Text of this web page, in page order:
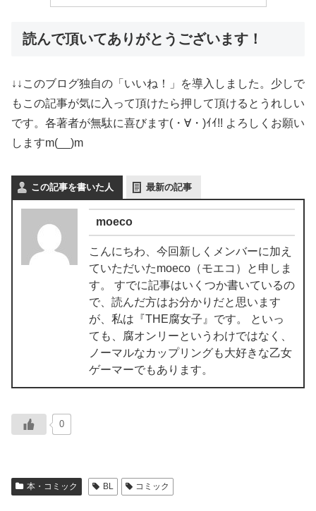
読んで頂いてありがとうございます！
↓↓このブログ独自の「いいね！」を導入しました。少しで
もこの記事が気に入って頂けたら押して頂けるとうれしい
です。各著者が無駄に喜びます(・∀・)ｲｲ!! よろしくお願い
しますm(__)m
この記事を書いた人 最新の記事
moeco
こんにちわ、今回新しくメンバーに加え
ていただいたmoeco（モエコ）と申しま
す。 すでに記事はいくつか書いているの
で、読んだ方はお分かりだと思います
が、私は『THE腐女子』です。 といっ
ても、腐オンリーというわけではなく、
ノーマルなカップリングも大好きな乙女
ゲーマーでもあります。
0
本・コミック BL コミック